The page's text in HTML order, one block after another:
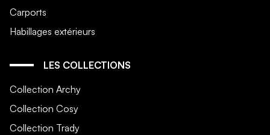
Carports
Habillages extérieurs
LES COLLECTIONS
Collection Archy
Collection Cosy
Collection Trady